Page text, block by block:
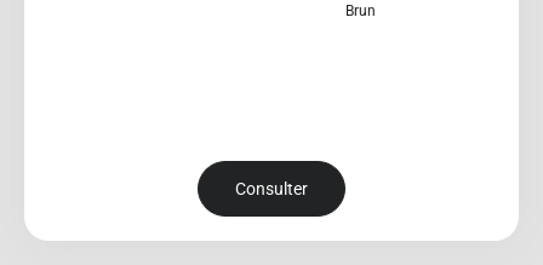
Brun
Consulter